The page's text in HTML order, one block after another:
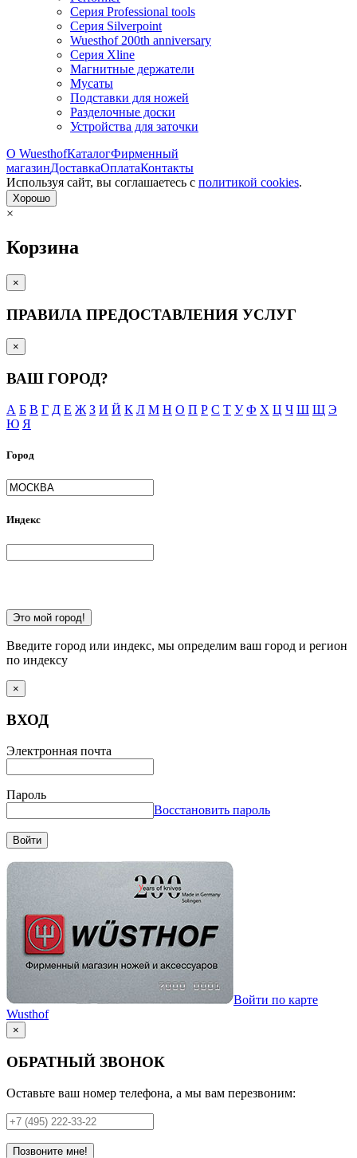
Серия Professional tools
Серия Silverpoint
Wuesthof 200th anniversary
Серия Xline
Магнитные держатели
Мусаты
Подставки для ножей
Разделочные доски
Устройства для заточки
О WuesthofКаталогФирменный
магазинДоставкаОплатаКонтакты
Используя сайт, вы согла­шаетесь с политикой cookies.
Хорошо
×
Корзина
×
ПРАВИЛА ПРЕДОСТАВЛЕНИЯ УСЛУГ
×
ВАШ ГОРОД?
А Б В Г Д Е Ж З И Й К Л М Н О П Р С Т У Ф Х Ц Ч Ш Щ Э
Ю Я
Город
Индекс
Это мой город!
Введите город или индекс, мы определим ваш город и регион
по индексу
×
ВХОД
Электронная почта
Пароль
Восстановить пароль
Войти
Войти по карте
Wusthof
×
ОБРАТНЫЙ ЗВОНОК
Оставьте ваш номер телефона, а мы вам перезвоним:
Позвоните мне!